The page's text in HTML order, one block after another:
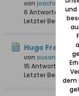
von joachim1
6 Antworten
102
Letzter Beitrag
Hugo Freter
von
15 Antworten
Letzter Beitrag
und
dem